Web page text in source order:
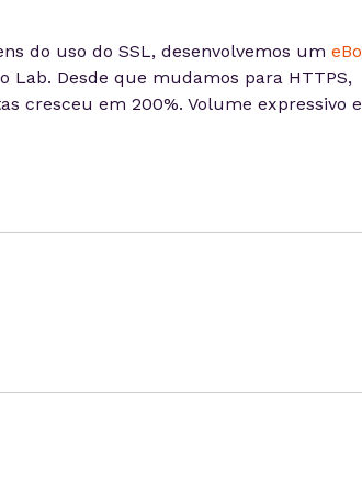
do uso do SSL, desenvolvemos um
Lab. Desde que mudamos para HTTPS,
cresceu em 200%. Volume expressivo e